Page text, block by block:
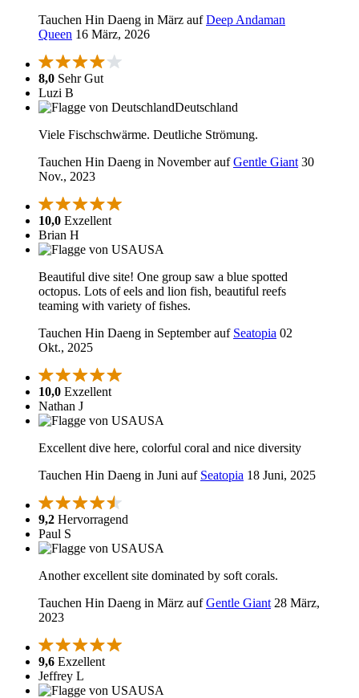
Tauchen Hin Daeng in März aufDeep Andaman
Queen 16 März, 2026
8,0 Sehr Gut
Luzi B
Deutschland
Viele Fischschwärme. Deutliche Strömung.
Tauchen Hin Daeng in November aufGentle Giant 30
Nov., 2023
10,0 Exzellent
Brian H
USA
Beautiful dive site! One group saw a blue spotted
octopus. Lots of eels and lion fish, beautiful reefs
teaming with variety of fishes.
Tauchen Hin Daeng in September auf Seatopia 02
Okt., 2025
10,0 Exzellent
Nathan J
USA
Excellent dive here, colorful coral and nice diversity
Tauchen Hin Daeng in Juni auf Seatopia 18 Juni, 2025
9,2 Hervorragend
Paul S
USA
Another excellent site dominated by soft corals.
Tauchen Hin Daeng in März aufGentle Giant 28 März,
2023
9,6 Exzellent
Jeffrey L
USA